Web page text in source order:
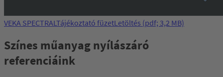
VEKA SPECTRALTájékoztató füzetLetöltés (pdf; 3,2 MB)
Színes műanyag nyílászáró
referenciáink